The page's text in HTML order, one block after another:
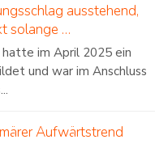
ausstehend,
solange …
im April 2025 ein
und war im Anschluss
Aufwärtstrend